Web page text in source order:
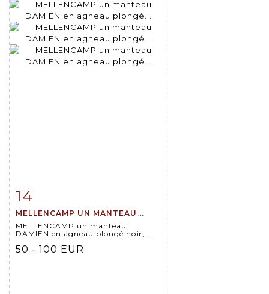
Item detail
14
MELLENCAMP UN MANTEAU...
MELLENCAMP un manteau
DAMIEN en agneau plongé noir,...
50 - 100 EUR